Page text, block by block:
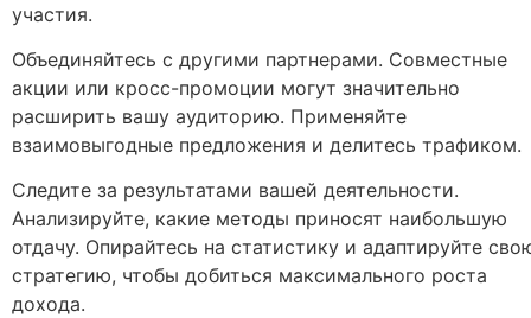
участия.
Объединяйтесь с другими партнерами. Совместные
акции или кросс-промоции могут значительно
расширить вашу аудиторию. Применяйте
взаимовыгодные предложения и делитесь трафиком.
Следите за результатами вашей деятельности.
Анализируйте, какие методы приносят наибольшую
отдачу. Опирайтесь на статистику и адаптируйте
стратегию, чтобы добиться максимального роста
дохода.